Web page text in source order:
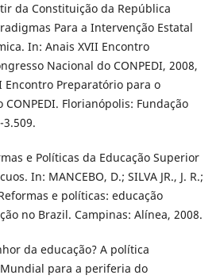
da Constituição da República
Para a Intervenção Estatal
In: Anais XVII Encontro
Nacional do CONPEDI, 2008,
Encontro Preparatório para o
Florianópolis: Fundação
e Políticas da Educação Superior
In: MANCEBO, D.; SILVA JR., J. R.;
e políticas: educação
no Brazil. Campinas: Alínea, 2008.
da educação? A política
para a periferia do